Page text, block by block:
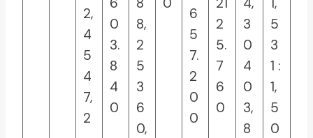
2,
4
5
4
7,
2
0
3.
8
4
0
8,
2
5
3
6
0,
6
5
7.
2
0
0
2
5.
7
6
0
3
0
4
0
3,
8
5
3
1 :
1,
5
0